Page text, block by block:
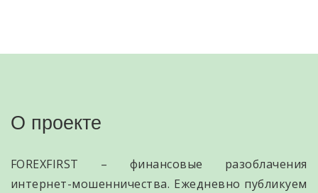
О проекте
FOREXFIRST – финансовые разоблачения
интернет-мошенничества. Ежедневно публикуем